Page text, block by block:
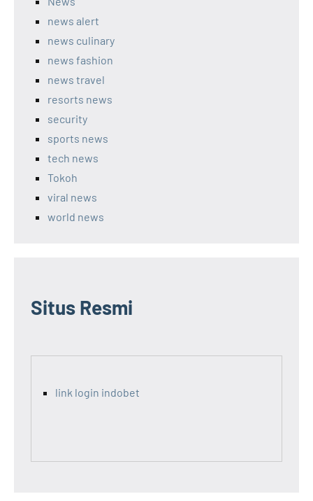
news alert
news culinary
news fashion
news travel
resorts news
security
sports news
tech news
Tokoh
viral news
world news
Situs Resmi
link login indobet